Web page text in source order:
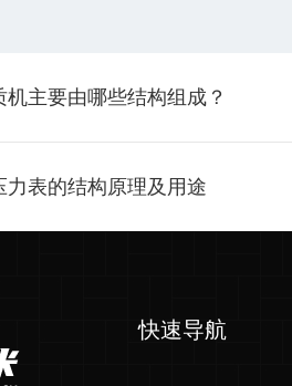
机主要由哪些结构组成？
力表的结构原理及用途
快速导航